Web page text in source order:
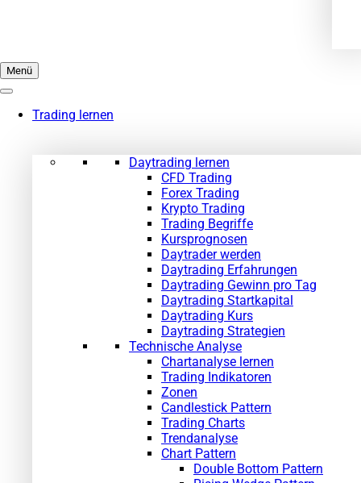
Menü
Trading lernen
Daytrading lernen
CFD Trading
Forex Trading
Krypto Trading
Trading Begriffe
Kursprognosen
Daytrader werden
Daytrading Erfahrungen
Daytrading Gewinn pro Tag
Daytrading Startkapital
Daytrading Kurs
Daytrading Strategien
Technische Analyse
Chartanalyse lernen
Trading Indikatoren
Zonen
Candlestick Pattern
Trading Charts
Trendanalyse
Chart Pattern
Double Bottom Pattern